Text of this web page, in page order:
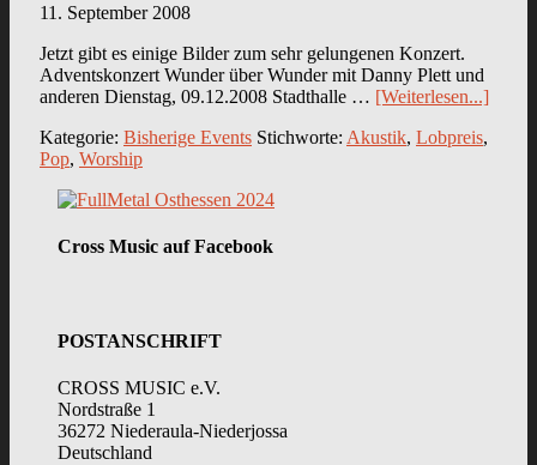
11. September 2008
Jetzt gibt es einige Bilder zum sehr gelungenen Konzert.
Adventskonzert Wunder über Wunder mit Danny Plett und
anderen Dienstag, 09.12.2008 Stadthalle … [Weiterlesen...]
Kategorie: Bisherige Events Stichworte: Akustik, Lobpreis,
Pop, Worship
Cross Music auf Facebook
POSTANSCHRIFT
CROSS MUSIC e.V.
Nordstraße 1
36272 Niederaula-Niederjossa
Deutschland